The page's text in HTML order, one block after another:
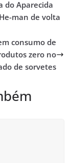
do Aparecida
man de volta
consumo de
zero no
de sorvetes